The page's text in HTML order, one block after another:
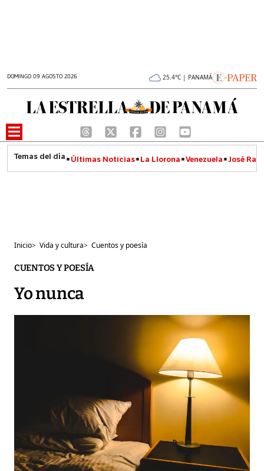
DOMINGO 09 AGOSTO 2026 25.4°C | PANAMÁ
Últimas Noticias La Llorona Venezuela José
Inicio> Vida y cultura> Cuentos y poesía
CUENTOS Y POESÍA
Yo nunca